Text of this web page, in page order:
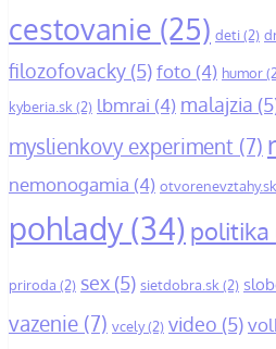
cestovanie (25) deti (2)
filozofovacky (5)foto (4) humor
kyberia.sk(2) lbmrai (4) malajzia
myslienkovy experiment (7)
nemonogamia (4) otvorenevztahy.sk
pohlady (34) politika
priroda (2) sex (5) sietdobra.sk(2)
vazenie (7) vcely(2) video (5)